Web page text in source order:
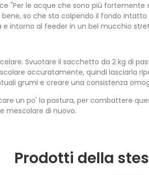
"Per le acque che sono più
so che sta colpendo il fondo
intorno al feeder in un bel mucchio
Svuotare il sacchetto da 2 kg di
accuratamente, quindi lasciarla
grumi e creare una consistenza
un po' la pastura, per combattere
mescolare di nuovo.
Prodotti della